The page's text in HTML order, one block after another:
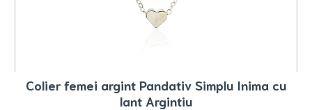
Colier femei argint Pandativ Simplu Inima cu
lant Argintiu